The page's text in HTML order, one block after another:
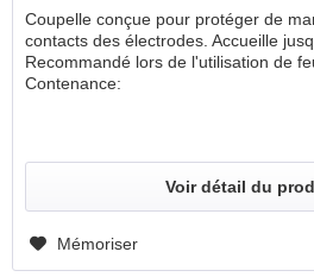
Coupelle conçue pour protéger de
contacts des électrodes. Accueille
Recommandé lors de l'utilisation de
Contenance:
Voir détail du
Mémoriser